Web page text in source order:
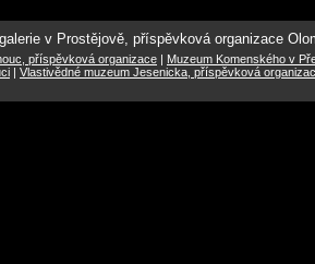
v Prostějově, příspěvková organizace
příspěvková organizace | Muzeum Komenského v
| Vlastivědné muzeum Jesenicka, příspěvková